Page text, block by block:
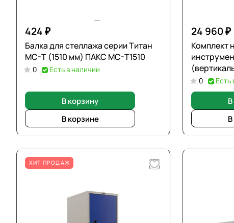
424 ₽
Балка для стеллажа серии Титан
МС-Т (1510 мм) ПАКС МС-Т1510
0 Есть в наличии
В корзину
В корзине
24 960 ₽
Комплект
0 Есть
ХИТ ПРОДАЖ